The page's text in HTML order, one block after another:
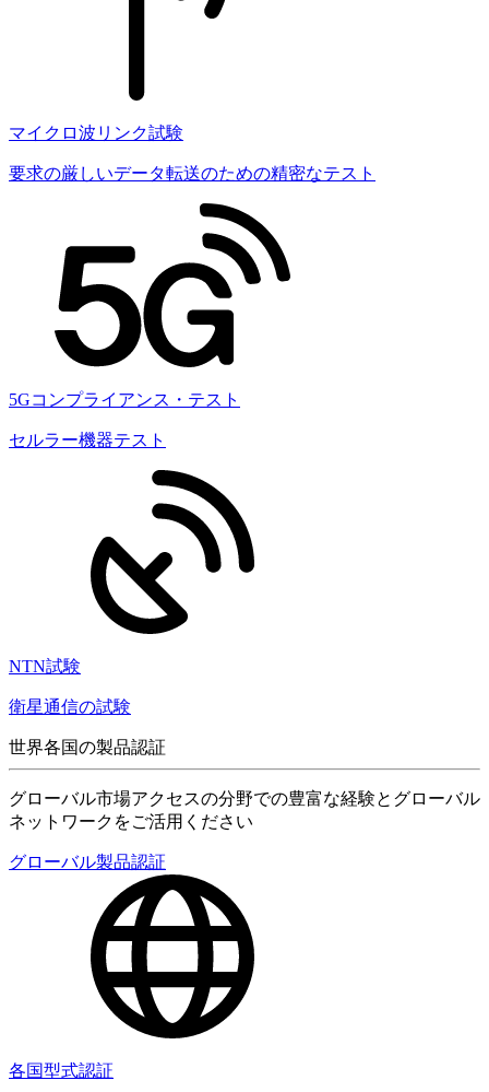
マイクロ波リンク試験
要求の厳しいデータ転送のための精密なテスト
5Gコンプライアンス・テスト
セルラー機器テスト
NTN試験
衛星通信の試験
世界各国の製品認証
グローバル市場アクセスの分野での豊富な経験とグローバル
ネットワークをご活用ください
グローバル製品認証
各国型式認証